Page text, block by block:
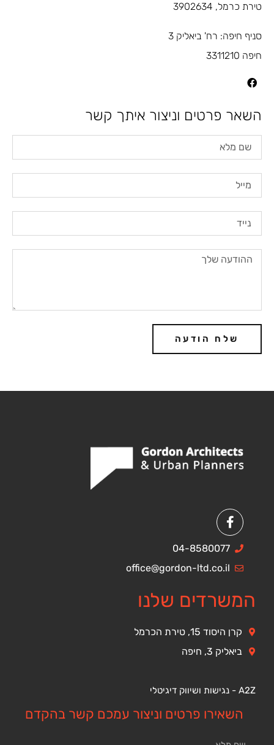
טירת כרמל, 3902634
סניף חיפה: רח' ביאליק 3
חיפה 3311210
השאר פרטים וניצור איתך קשר
שלח הודעה
04-8580077
office@gordon-ltd.co.il
המשרדים שלנו
קרן היסוד 15, טירת הכרמל
ביאליק 3, חיפה
A2Z - נגישות ושיווק דיגיטלי
השאירו פרטים וניצור עמכם קשר בהקדם